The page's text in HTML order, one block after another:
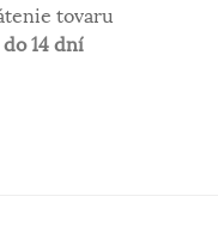
tovaru
do 14 dní